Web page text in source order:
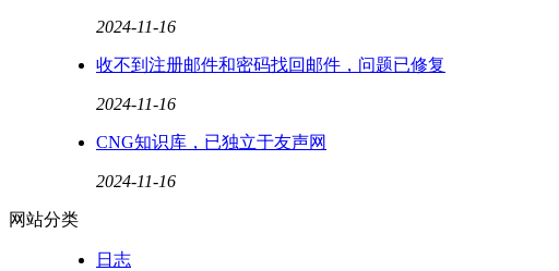
2024-11-16
收不到注册邮件和密码找回邮件，问题已修复
2024-11-16
CNG知识库，已独立于友声网
2024-11-16
网站分类
日志